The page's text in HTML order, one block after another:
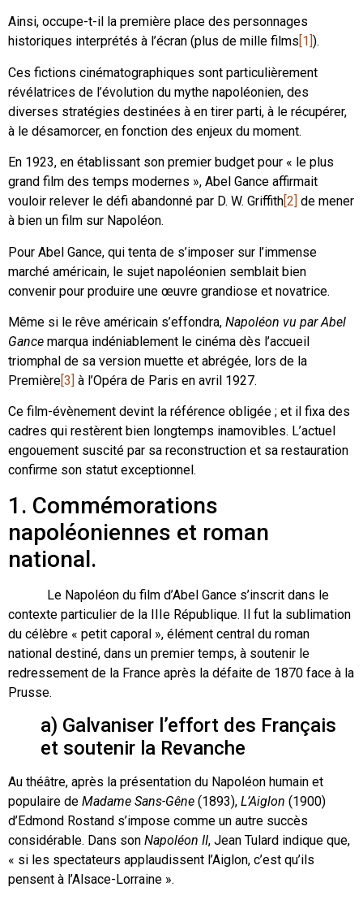
Ainsi, occupe-t-il la première place des personnages
historiques interprétés à l’écran (plus de mille films [1] ).
Ces fictions cinématographiques sont particulièrement
révélatrices de l’évolution du mythe napoléonien, des
diverses stratégies destinées à en tirer parti, à le récupérer,
à le désamorcer, en fonction des enjeux du moment.
En 1923, en établissant son premier budget pour « le plus
grand film des temps modernes », Abel Gance affirmait
vouloir relever le défi abandonné par D. W. Griffith [2] de mener
à bien un film sur Napoléon.
Pour Abel Gance, qui tenta de s’imposer sur l’immense
marché américain, le sujet napoléonien semblait bien
convenir pour produire une œuvre grandiose et novatrice.
Même si le rêve américain s’effondra, Napoléon vu par Abel
Gance marqua indéniablement le cinéma dès l’accueil
triomphal de sa version muette et abrégée, lors de la
Première[3] à l’Opéra de Paris en avril 1927.
Ce film-évènement devint la référence obligée ; et il fixa des
cadres qui restèrent bien longtemps inamovibles. L’actuel
engouement suscité par sa reconstruction et sa restauration
confirme son statut exceptionnel.
1. Commémorations
napoléoniennes et roman
national.
Le Napoléon du film d’Abel Gance s’inscrit dans le
contexte particulier de la IIIe République. Il fut la sublimation
du célèbre « petit caporal », élément central du roman
national destiné, dans un premier temps, à soutenir le
redressement de la France après la défaite de 1870 face à la
Prusse.
a) Galvaniser l’effort des Français
et soutenir la Revanche
Au théâtre, après la présentation du Napoléon humain et
populaire de Madame Sans-Gêne (1893), L’Aiglon (1900)
d’Edmond Rostand s’impose comme un autre succès
considérable. Dans son Napoléon II, Jean Tulard indique que,
« si les spectateurs applaudissent l’Aiglon, c’est qu’ils
pensent à l’Alsace-Lorraine ».